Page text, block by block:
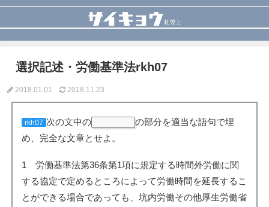
選択記述・労働基準法rkh07
2018.01.01 2018.11.23
rkh07 次の文中の
の部分を適当な語句で埋
め、完全な文章とせよ。
1 労働基準法第36条第1項に規定する時間外労働に関
する協定で定めるところによって労働時間を延長するこ
とができる場合であっても、坑内労働その他厚生労働省